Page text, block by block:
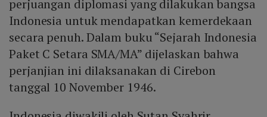
perjuangan diplomasi yang dilakukan bangsa
Indonesia untuk mendapatkan kemerdekaan
secara penuh. Dalam buku “Sejarah Indonesia
Paket C Setara SMA/MA” dijelaskan bahwa
perjanjian ini dilaksanakan di Cirebon
tanggal 10 November 1946.